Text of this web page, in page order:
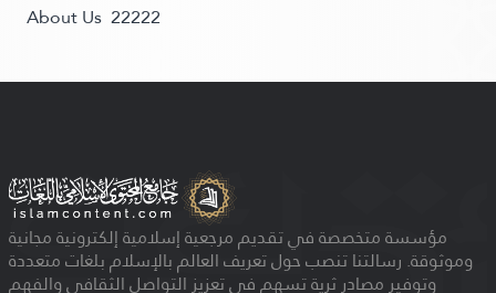
About Us 22222
مؤسسة متخصصة في تقديم مرجعية إسلامية إلكترونية مجانية
وموثوقة. رسالتنا تنصب حول تعريف العالم بالإسلام بلغات متعددة
وتوفير مصادر ثرية تسهم في تعزيز التواصل الثقافي والفهم